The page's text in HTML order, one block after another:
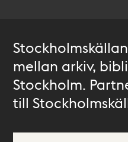
mellan arkiv,
Stockholm.
till